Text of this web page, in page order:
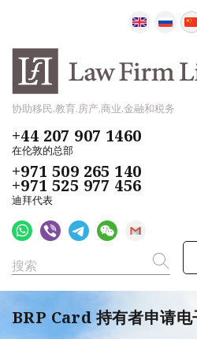
协助移民,教育,房产,商业,金融和税务
+44 207 907 1460
在伦敦的总部
+971 509 265 140
+971 525 977 456
迪拜代表
BRP Card 持有者申请电